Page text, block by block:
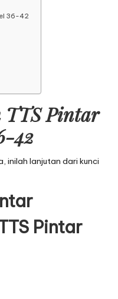
36-42
TTS Pintar
42
inilah lanjutan dari kunci
Pintar